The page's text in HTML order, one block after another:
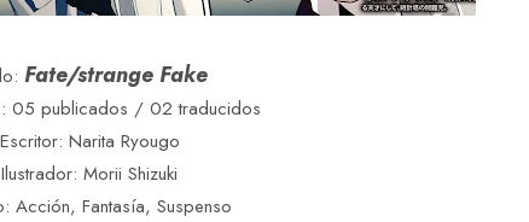
Fate/strange Fake
05 publicados / 02 traducidos
Escritor: Narita Ryougo
Ilustrador: Morii Shizuki
Acción, Fantasía, Suspenso